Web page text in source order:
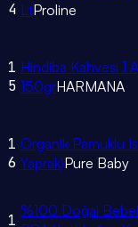
4 LtProline
1
5
Hindiba Kahvesi 1
150grHARMANA
1
6
Organik Pamuklu
Yaprak)Pure Baby
1
%100 Doğal